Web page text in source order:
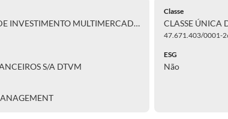
CLASSE ÚNICA DE COTAS DO FALCON 2 FUNDO DE INVESTIMENTO MULTIMERCADO - CRÉDITO PRIVADO RESPONSABILIDADE LIMITADA
S/A DTVM
Classe
47.671.403/0001-
ESG
Não